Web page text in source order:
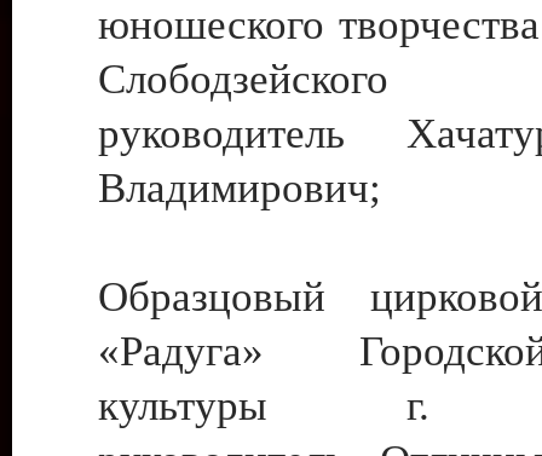
юношеского
руководитель
Владимирович;
Образцовый
«Радуга»
культуры г.